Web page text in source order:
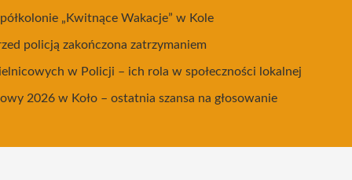
półkolonie „Kwitnące Wakacje” w Kole
policją zakończona zatrzymaniem
w Policji – ich rola w społeczności lokalnej
2026 w Koło – ostatnia szansa na głosowanie